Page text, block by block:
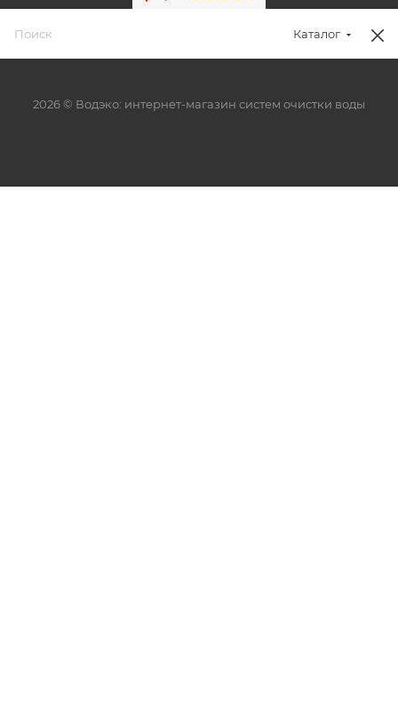
2026 © Водэко: интернет-магазин систем очистки воды
Каталог